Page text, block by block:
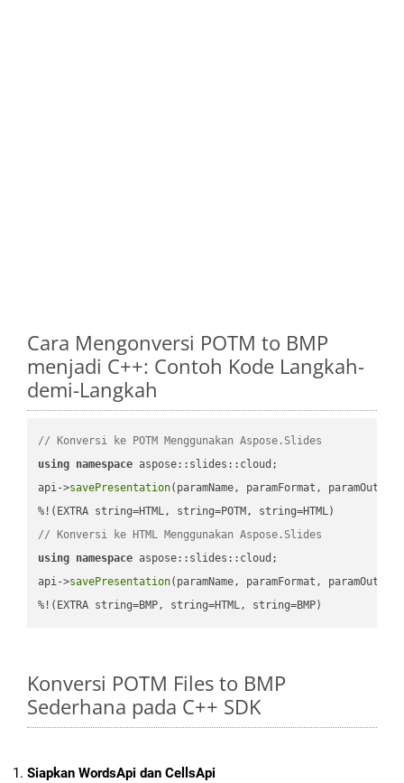
Cara Mengonversi POTM to BMP
menjadi C++: Contoh Kode Langkah-
demi-Langkah
// Konversi ke POTM Menggunakan Aspose.Slides
using namespace aspose::slides::cloud;
api->savePresentation(paramName, paramFormat,
// Konversi ke HTML Menggunakan Aspose.Slides
using namespace aspose::slides::cloud;
api->savePresentation(paramName, paramFormat,
%!(EXTRA string=BMP, string=HTML, string=BMP)
Konversi POTM Files to BMP
Sederhana pada C++ SDK
Siapkan WordsApi dan CellsApi